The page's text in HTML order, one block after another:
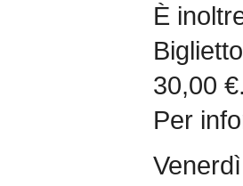
È
30,00 €.
Per